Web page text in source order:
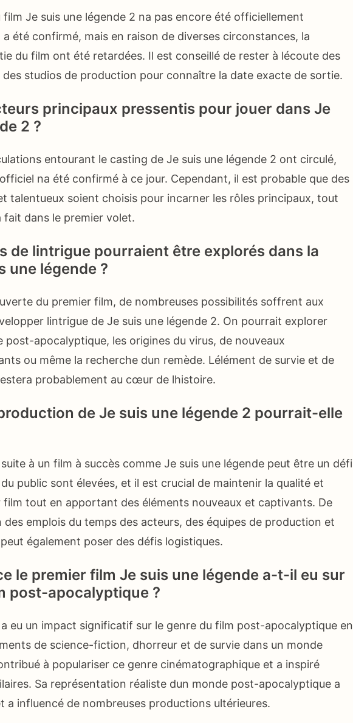
Je suis une légende 2 na pas encore été officiellement
été confirmé, mais en raison de diverses circonstances, la
du film ont été retardées. Il est conseillé de rester à lécoute des
studios de production pour connaître la date exacte de sortie.
principaux pressentis pour jouer dans Je
2 ?
entourant le casting de Je suis une légende 2 ont circulé,
na été confirmé à ce jour. Cependant, il est probable que des
talentueux soient choisis pour incarner les rôles principaux, tout
fait dans le premier volet.
de lintrigue pourraient être explorés dans la
une légende ?
du premier film, de nombreuses possibilités soffrent aux
lintrigue de Je suis une légende 2. On pourrait explorer
post-apocalyptique, les origines du virus, de nouveaux
ou même la recherche dun remède. Lélément de survie et de
probablement au cœur de lhistoire.
de Je suis une légende 2 pourrait-elle
à un film à succès comme Je suis une légende peut être un défi
public sont élevées, et il est crucial de maintenir la qualité et
film tout en apportant des éléments nouveaux et captivants. De
emplois du temps des acteurs, des équipes de production et
également poser des défis logistiques.
le premier film Je suis une légende a-t-il eu sur
post-apocalyptique ?
eu un impact significatif sur le genre du film post-apocalyptique en
de science-fiction, dhorreur et de survie dans un monde
à populariser ce genre cinématographique et a inspiré
Sa représentation réaliste dun monde post-apocalyptique a
a influencé de nombreuses productions ultérieures.